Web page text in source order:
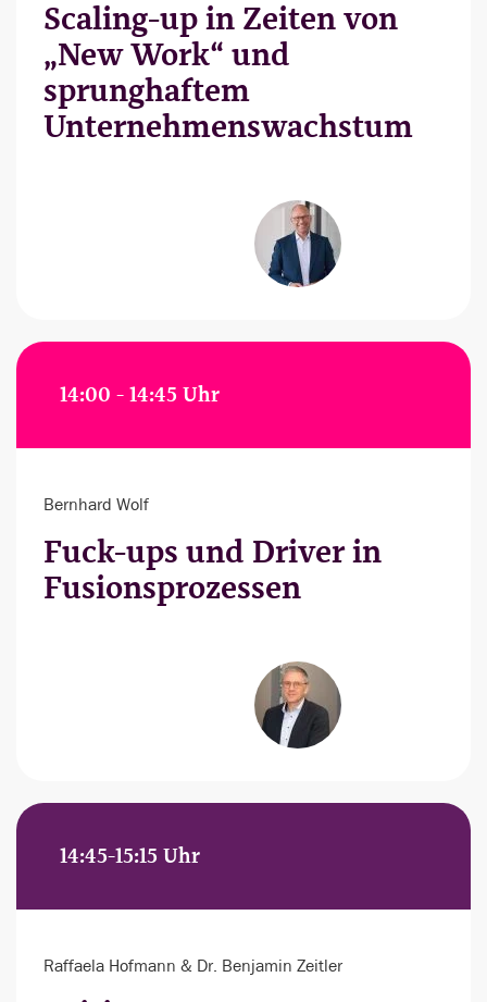
Scaling-up in Zeiten von
„New Work“ und
sprunghaftem
Unternehmenswachstum
14:00 - 14:45 Uhr
Bernhard Wolf
Fuck-ups und Driver in
Fusionsprozessen
14:45-15:15 Uhr
Raffaela Hofmann & Dr. Benjamin Zeitler